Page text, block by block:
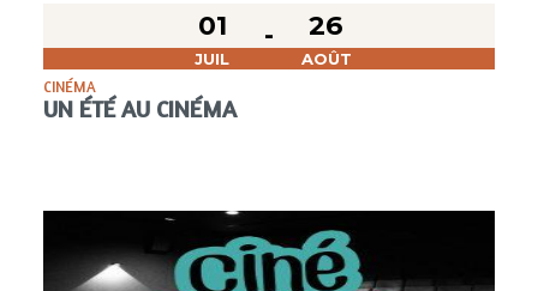
01
JUIL
26
AOÛT
CINÉMA
UN ÉTÉ AU CINÉMA